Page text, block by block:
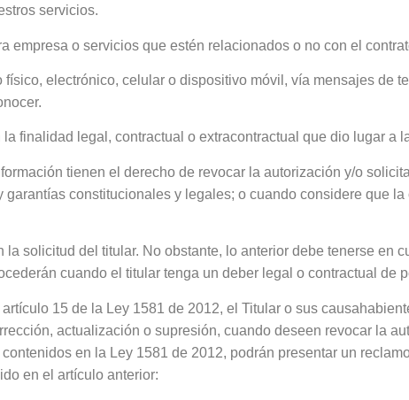
servicios.
empresa o servicios que estén relacionados o no con el
electrónico, celular o dispositivo móvil, vía mensajes de
finalidad legal, contractual o extracontractual que dio lugar a
tienen el derecho de revocar la autorización y/o
constitucionales y legales; o cuando considere que
solicitud del titular. No obstante, lo anterior debe tenerse en
cuando el titular tenga un deber legal o contractual de
15 de la Ley 1581 de 2012, el Titular o sus
actualización o supresión, cuando deseen revocar la
en la Ley 1581 de 2012, podrán presentar un
en el artículo anterior: